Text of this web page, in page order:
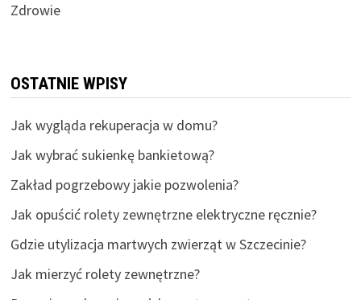
Zdrowie
OSTATNIE WPISY
Jak wygląda rekuperacja w domu?
Jak wybrać sukienkę bankietową?
Zakład pogrzebowy jakie pozwolenia?
Jak opuścić rolety zewnętrzne elektryczne ręcznie?
Gdzie utylizacja martwych zwierząt w Szczecinie?
Jak mierzyć rolety zewnętrzne?